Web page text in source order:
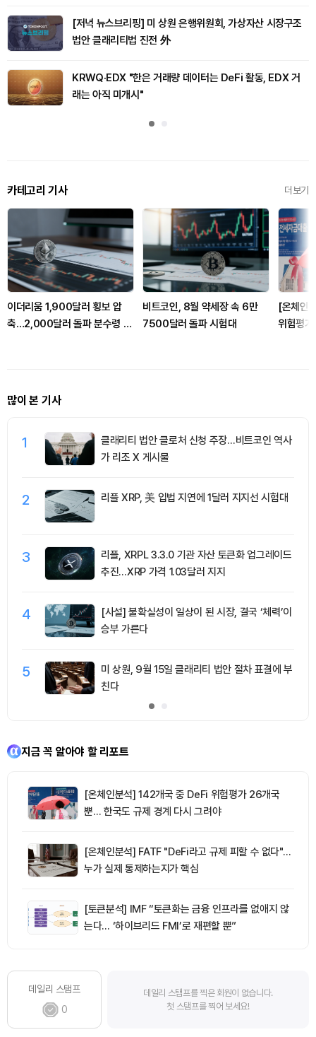
[저녁 뉴스브리핑] 미 상원 은행위원회, 가상자산 시장구조
법안 클래리티법 진전 外
KRWQ·EDX "한은 거래량 데이터는 DeFi 활동, EDX 거
래는 아직 미개시"
카테고리 기사 더보기
이더리움 1,900달러 횡보 압
축…2,000달러 돌파 분수령 될
비트코인, 8월 약세장 속 6만
7500달러 돌파 시험대
[온체인
위험평
많이 본 기사
1
클래리티 법안 클로처 신청 주장…비트코인 역사
가 리조 X 게시물
2 리플 XRP, 美 입법 지연에 1달러 지지선 시험대
3
리플, XRPL 3.3.0 기관 자산 토큰화 업그레이드
추진…XRP 가격 1.03달러 지지
4
[사설] 불확실성이 일상이 된 시장, 결국 ‘체력’이
승부 가른다
5
미 상원, 9월 15일 클래리티 법안 절차 표결에 부
친다
지금 꼭 알아야 할 리포트
[온체인분석] 142개국 중 DeFi 위험평가 26개국
뿐… 한국도 규제 경계 다시 그려야
[온체인분석] FATF "DeFi라고 규제 피할 수 없다"…
누가 실제 통제하는지가 핵심
[토큰분석] IMF “토큰화는 금융 인프라를 없애지 않
는다… ‘하이브리드 FMI’로 재편할 뿐”
데일리 스탬프
0
데일리 스탬프를 찍은 회원이 없습니다.
첫 스탬프를 찍어 보세요!